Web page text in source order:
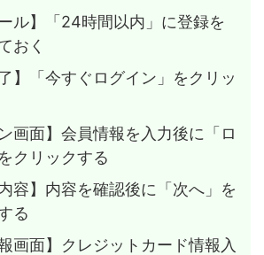
ール】「24時間以内」に登録を
おく
】「今すぐログイン」をクリッ
画面】会員情報を入力後に「ロ
クリックする
容】内容を確認後に「次へ」を
る
画面】クレジットカード情報入